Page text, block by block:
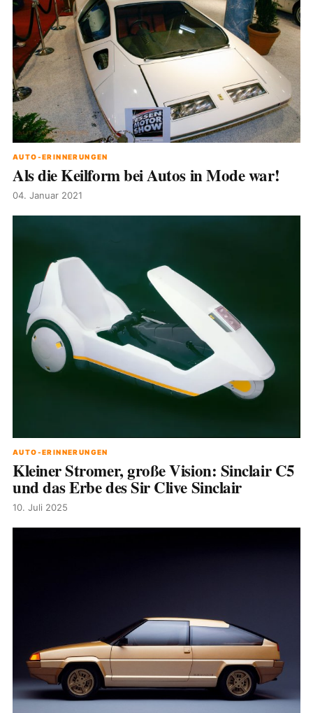
AUTO-ERINNERUNGEN
Als die Keilform bei Autos in Mode war!
04. Januar 2021
AUTO-ERINNERUNGEN
Kleiner Stromer, große Vision: Sinclair C5
und das Erbe des Sir Clive Sinclair
10. Juli 2025